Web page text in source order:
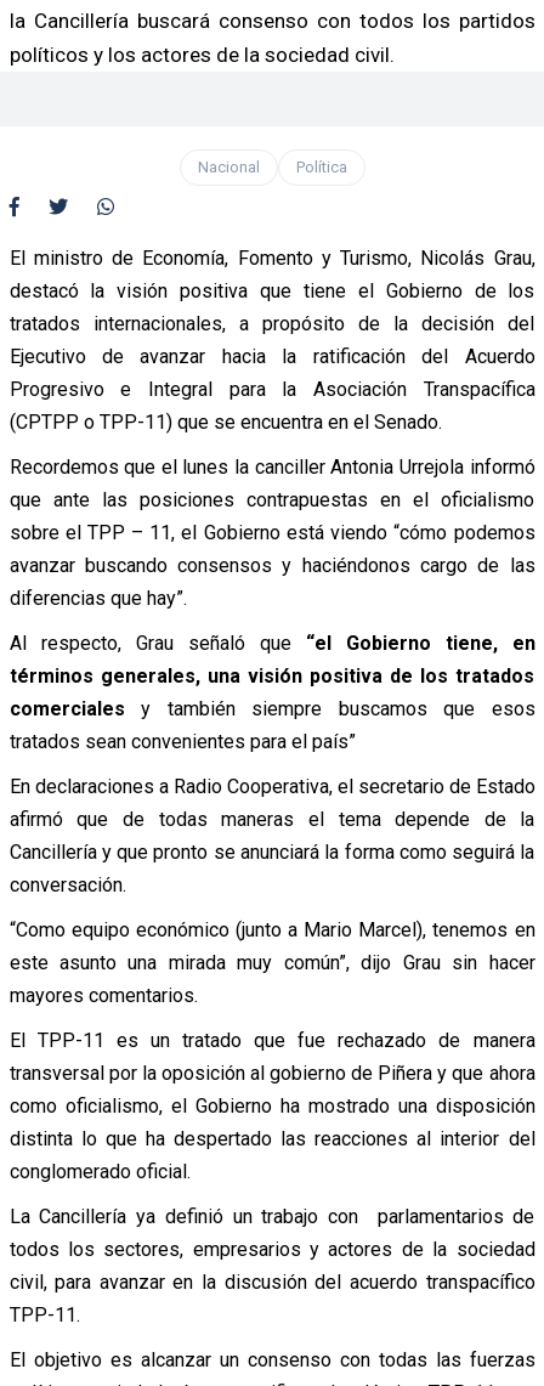
la Cancillería buscará consenso con todos los partidos
políticos y los actores de la sociedad civil.
Nacional Política
El ministro de Economía, Fomento y Turismo, Nicolás Grau,
destacó la visión positiva que tiene el Gobierno de los
tratados internacionales, a propósito de la decisión del
Ejecutivo de avanzar hacia la ratificación del Acuerdo
Progresivo e Integral para la Asociación Transpacífica
(CPTPP o TPP-11) que se encuentra en el Senado.
Recordemos que el lunes la canciller Antonia Urrejola informó
que ante las posiciones contrapuestas en el oficialismo
sobre el TPP – 11, el Gobierno está viendo “cómo podemos
avanzar buscando consensos y haciéndonos cargo de las
diferencias que hay”.
Al respecto, Grau señaló que “el Gobierno tiene, en
términos generales, una visión positiva de los tratados
comerciales y también siempre buscamos que esos
tratados sean convenientes para el país”
En declaraciones a Radio Cooperativa, el secretario de Estado
afirmó que de todas maneras el tema depende de la
Cancillería y que pronto se anunciará la forma como seguirá la
conversación.
“Como equipo económico (junto a Mario Marcel), tenemos en
este asunto una mirada muy común”, dijo Grau sin hacer
mayores comentarios.
El TPP-11 es un tratado que fue rechazado de manera
transversal por la oposición al gobierno de Piñera y que ahora
como oficialismo, el Gobierno ha mostrado una disposición
distinta lo que ha despertado las reacciones al interior del
conglomerado oficial.
La Cancillería ya definió un trabajo con parlamentarios de
todos los sectores, empresarios y actores de la sociedad
civil, para avanzar en la discusión del acuerdo transpacífico
TPP-11.
El objetivo es alcanzar un consenso con todas las fuerzas